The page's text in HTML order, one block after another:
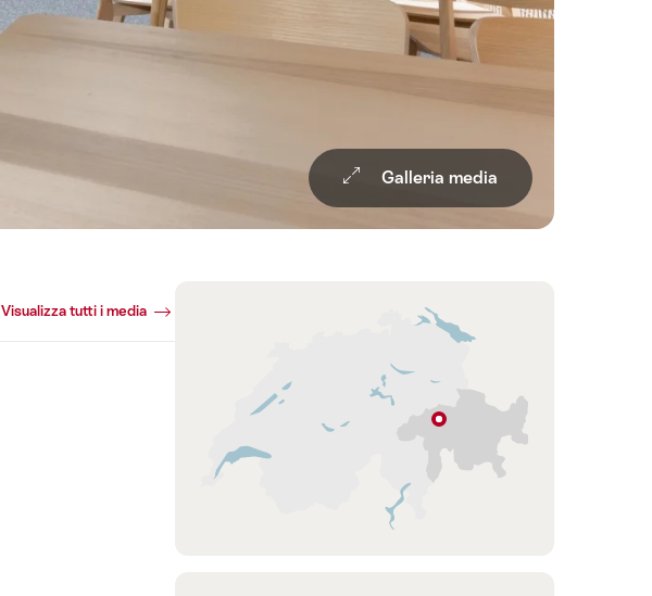
Galleria media
Visualizza tutti i media
Grigioni